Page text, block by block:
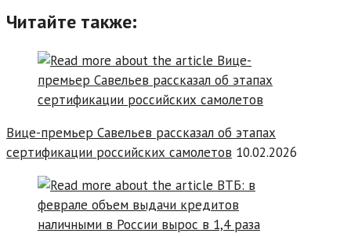
Читайте также:
Вице-премьер Савельев рассказал об этапах
сертификации российских самолетов 10.02.2026